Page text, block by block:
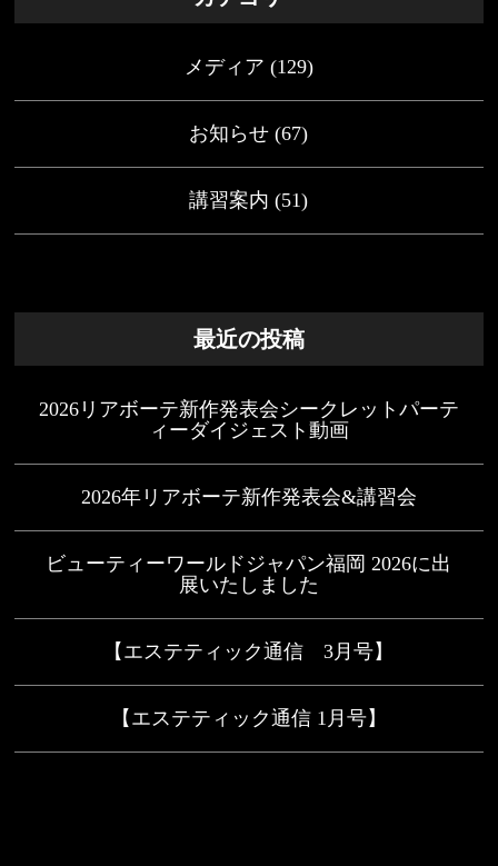
メディア (129)
お知らせ (67)
講習案内 (51)
最近の投稿
2026リアボーテ新作発表会シークレットパーテ
ィーダイジェスト動画
2026年リアボーテ新作発表会&講習会
ビューティーワールドジャパン福岡 2026に出
展いたしました
【エステティック通信 3月号】
【エステティック通信 1月号】